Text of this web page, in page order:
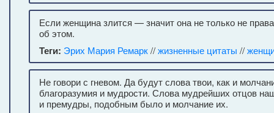
Если женщина злится — значит она не только не
об этом.
Теги: Эрих Мария Ремарк//жизненные цитаты //
Не говори с гневом. Да будут слова твои, как и
благоразумия и мудрости. Слова мудрейших отцов
и премудры, подобным было и молчание их.